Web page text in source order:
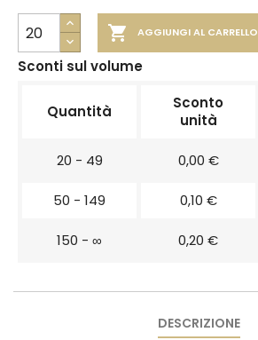
 AGGIUNGI AL CARRELLO
Sconti sul volume
Quantità
Sconto
unità
20 - 49 0,00 €
50 - 149 0,10 €
150 - ∞ 0,20 €
DESCRIZIONE